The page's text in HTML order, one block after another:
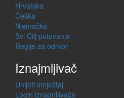
Hrvatska
Češka
Njemačka
Svi Cilj putovanja
Regije za odmor
Iznajmljivač
Unijeti smještaj
Login iznajmljivača